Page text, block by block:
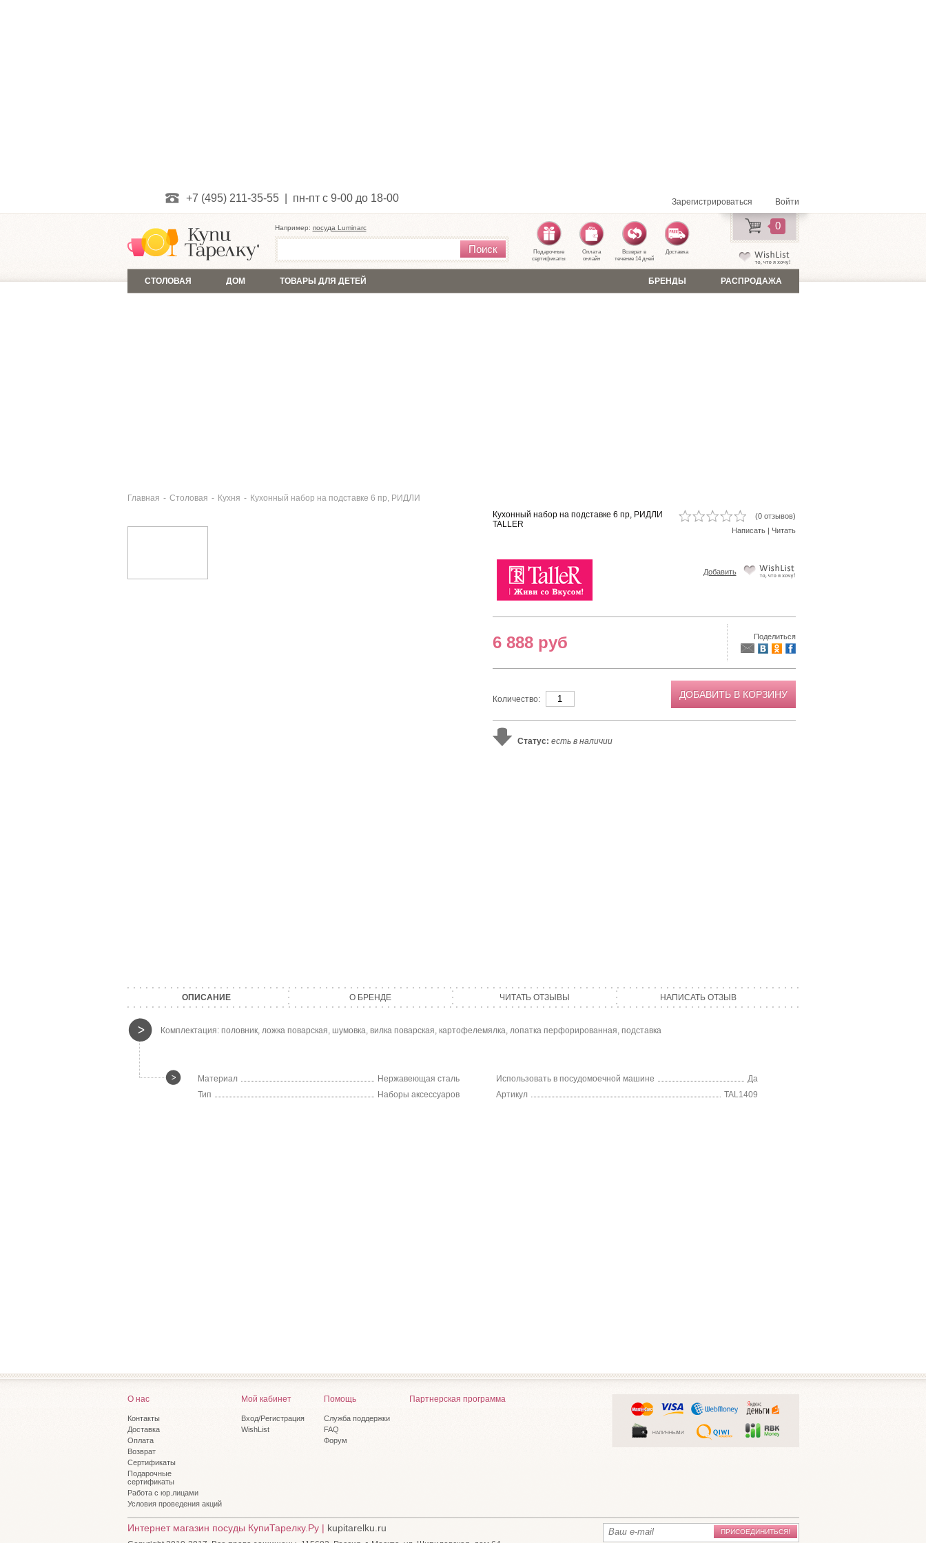
+7 (495) 211-35-55 | пн-пт с 9-00 до 18-00 Зарегистрироваться Войти
0
Например: посуда Luminarc
Поиск
Подарочные
сертификаты
Оплата
онлайн
Возврат в
течение 14 дней
Доставка
СТОЛОВАЯ ДОМ ТОВАРЫ ДЛЯ ДЕТЕЙ РАСПРОДАЖА
БРЕНДЫ
Главная - Столовая - Кухня - Кухонный набор на подставке 6 пр, РИДЛИ
Кухонный набор на подставке 6 пр, РИДЛИ
TALLER
(0 отзывов)
Написать| Читать
Добавить
6 888 руб Поделиться
Количество: ДОБАВИТЬ В КОРЗИНУ
Статус: есть в наличии
ОПИСАНИЕ О БРЕНДЕ ЧИТАТЬ ОТЗЫВЫ НАПИСАТЬ ОТЗЫВ
Комплектация: половник, ложка поварская, шумовка, вилка поварская, картофелемялка, лопатка перфорированная, подставка
Материал Нержавеющая сталь Использовать в посудомоечной машине
Да
Тип
Наборы аксессуаров Артикул TAL1409
О нас
Контакты
Доставка
Оплата
Возврат
Сертификаты
Подарочные
сертификаты
Работа с юр.лицами
Условия проведения акций
Мой кабинет
Вход/Регистрация
WishList
Помощь
Служба поддержки
FAQ
Форум
Партнерская программа
ПРИСОЕДИНИТЬСЯ!
Интернет магазин посуды КупиТарелку.Ру | kupitarelku.ru